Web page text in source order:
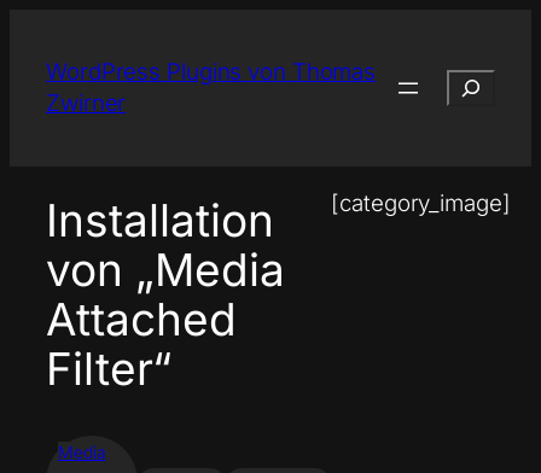
springen
WordPress Plugins von Thomas
Zwirner
Suchen
Installation
von „Media
Attached
Filter“
Media
[category_image]